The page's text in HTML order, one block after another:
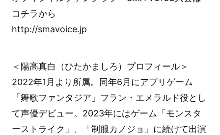
コチラから
http://smavoice.jp
＜陽高真白（ひたかましろ）プロフィール＞
2022年1月より所属。同年6月にアプリゲーム
「舞歌ファンタジア」フラン・エメラルド役とし
て声優デビュー。2023年にはゲーム「モンスタ
ーストライク」、「制服カノジョ」に続けて出演